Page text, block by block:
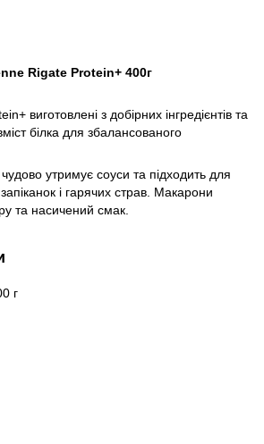
Rigate Protein+ 400г
виготовлені з добірних інгредієнтів та
білка для збалансованого
утримує соуси та підходить для
і гарячих страв. Макарони
та насичений смак.
г